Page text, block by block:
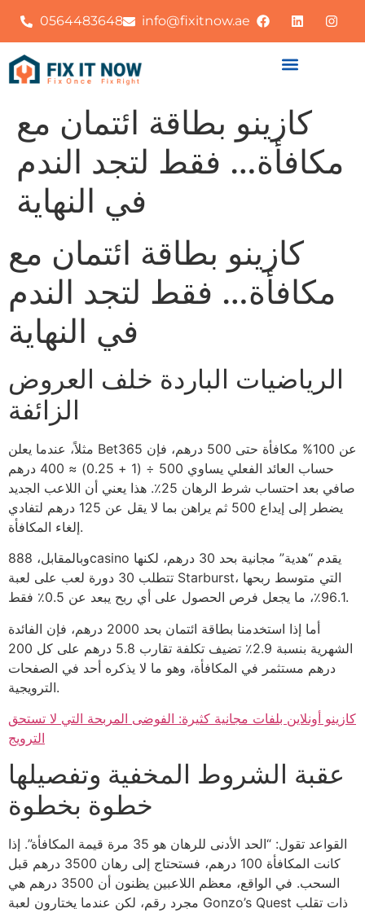
0564483648 info@fixitnow.ae
كازينو بطاقة ائتمان مع
مكافأة… فقط لتجد الندم
في النهاية
كازينو بطاقة ائتمان مع
مكافأة… فقط لتجد الندم
في النهاية
الرياضيات الباردة خلف العروض
الزائفة
مثلاً، عندما يعلن Bet365 عن 100% مكافأة حتى 500 درهم، فإن
حساب العائد الفعلي يساوي 500 ÷ (1 + 0.25) ≈ 400 درهم
صافي بعد احتساب شرط الرهان 25٪. هذا يعني أن اللاعب الجديد
يضطر إلى إيداع 500 ثم يراهن بما لا يقل عن 125 درهم لتفادي
إلغاء المكافأة.
وبالمقابل، 888casino يقدم “هدية” مجانية بحد 30 درهم، لكنها
تتطلب 30 دورة لعب على لعبة Starburst، التي متوسط ربحها
96.1٪، ما يجعل فرص الحصول على أي ربح يبعد عن 0.5٪ فقط.
أما إذا استخدمنا بطاقة ائتمان بحد 2000 درهم، فإن الفائدة
الشهرية بنسبة 2.9٪ تضيف تكلفة تقارب 5.8 درهم على كل 200
درهم مستثمر في المكافأة، وهو ما لا يذكره أحد في الصفحات
الترويجية.
كازينو أونلاين بلفات مجانية كثيرة: الفوضى المربحة التي لا تستحق
الترويج
عقبة الشروط المخفية وتفصيلها
خطوة بخطوة
القواعد تقول: “الحد الأدنى للرهان هو 35 مرة قيمة المكافأة”. إذا
كانت المكافأة 100 درهم، فستحتاج إلى رهان 3500 درهم قبل
السحب. في الواقع، معظم اللاعبين يظنون أن 3500 درهم هي
مجرد رقم، لكن عندما يختارون لعبة Gonzo’s Quest ذات تقلب